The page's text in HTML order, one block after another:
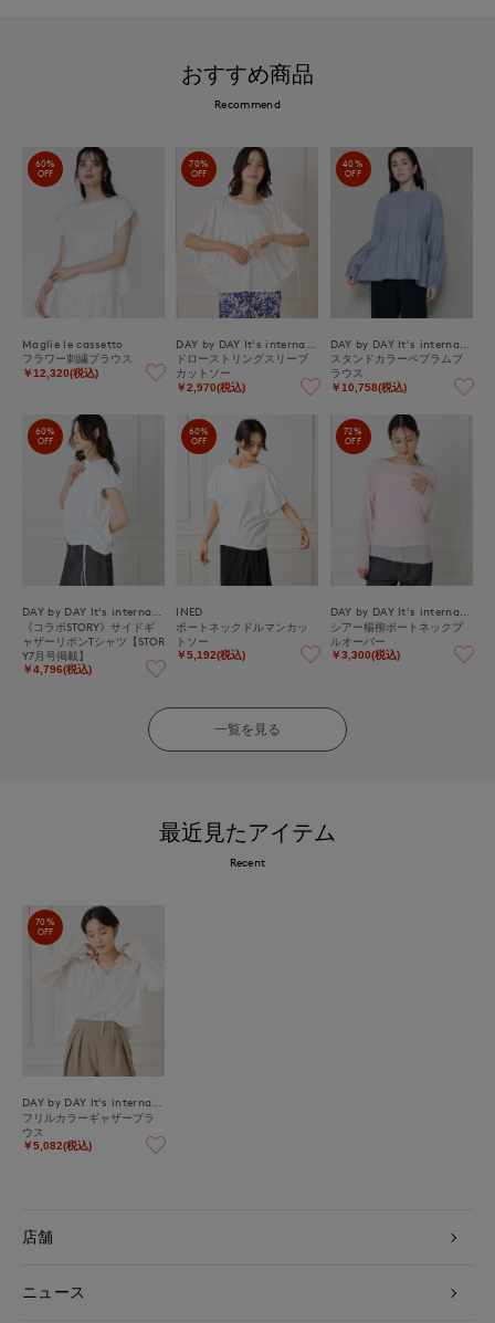
おすすめ商品
Recommend
60%
OFF
Maglie le cassetto
フラワー刺繍ブラウス
￥12,320(税込)
70%
OFF
ドローストリングスリーブ
カットソー
￥2,970(税込)
40%
OFF
スタンドカラーペプラムブ
ラウス
￥10,758(税込)
60%
OFF
《コラボSTORY》サイドギ
ャザーリボンTシャツ【STOR
Y7月号掲載】
￥4,796(税込)
60%
OFF
INED
ボートネックドルマンカッ
トソー
￥5,192(税込)
72%
OFF
シアー楊柳ボートネックプ
ルオーバー
￥3,300(税込)
一覧を見る
最近見たアイテム
Recent
70%
OFF
フリルカラーギャザーブラ
ウス
￥5,082(税込)
店舗
ニュース